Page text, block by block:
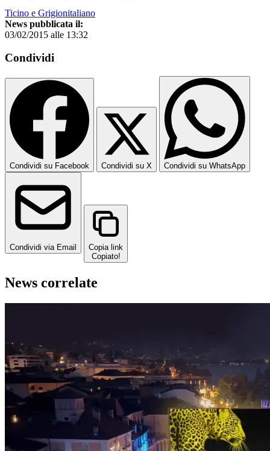
Ticino e Grigionitaliano
News pubblicata il:
03/02/2015 alle 13:32
Condividi
Condividi su Facebook Condividi su X Condividi su WhatsApp
Condividi via Email
Copia link
Copiato!
News correlate